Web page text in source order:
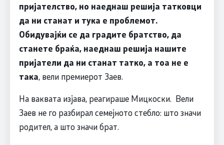
пријателство, но наеднаш решија татковци
да ни станат и тука е проблемот.
Обидувајќи се да градите братство, да
станете браќа, наеднаш решија нашите
пријатели да ни станат татко, а тоа не е
така, вели премиерот Заев.
На ваквата изјава, реагираше Мицкоски. Вели
Заев не го разбирал семејното стебло: што значи
родител, а што значи брат.